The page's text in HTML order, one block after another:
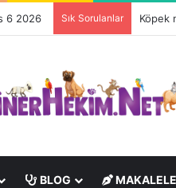
6 2026 Sık Sorulanlar Köpek
BLOG